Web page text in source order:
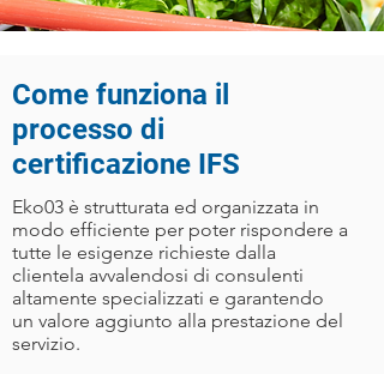
Come funziona il
processo di
certificazione IFS
Eko03 è strutturata ed organizzata in
modo efficiente per poter rispondere a
tutte le esigenze richieste dalla
clientela avvalendosi di consulenti
altamente specializzati e garantendo
un valore aggiunto alla prestazione del
servizio.